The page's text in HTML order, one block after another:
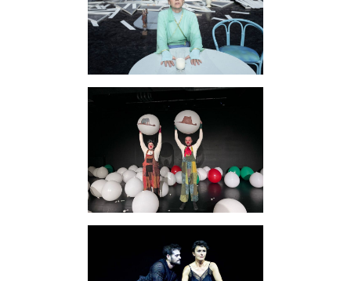
Querschnitt
Familienprogramme